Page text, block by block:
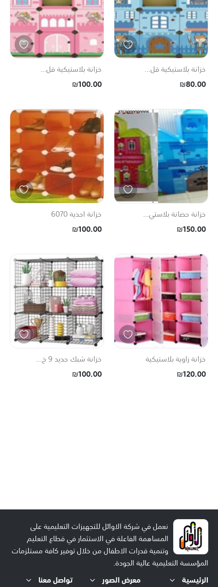
خزانة بلاستيكية قل...
₪80.00
خزانة بلاستيكية قل...
₪100.00
خزانة حضانة بلاستي...
₪150.00
خزانة احذية 6070
₪100.00
خزانة زاوية بلاستيكية
₪120.00
خزانة شبك حديد 9 خ...
₪100.00
نعمل في شركة الاوائل للتجهيزات التعليمية على
المساهمة الفاعلة في الاستثمار في قطاع التعليم
وتنمية قدرات الاطفال من خلال توفير كافة مستلزمات
المؤسسة التعليمية عالية الجودة.
الرئيسية
معرض الصور تواصل معنا